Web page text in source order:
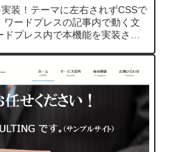
装！テーマに左右されずCSSで
ードプレスの記事内で動く文
プレス内で本機能を実装させ